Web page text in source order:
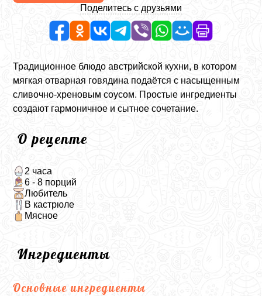
Поделитесь с друзьями
Традиционное блюдо австрийской кухни, в котором
мягкая отварная говядина подаётся с насыщенным
сливочно-хреновым соусом. Простые ингредиенты
создают гармоничное и сытное сочетание.
О рецепте
2 часа
6 - 8 порций
Любитель
В кастрюле
Мясное
Ингредиенты
Основные ингредиенты